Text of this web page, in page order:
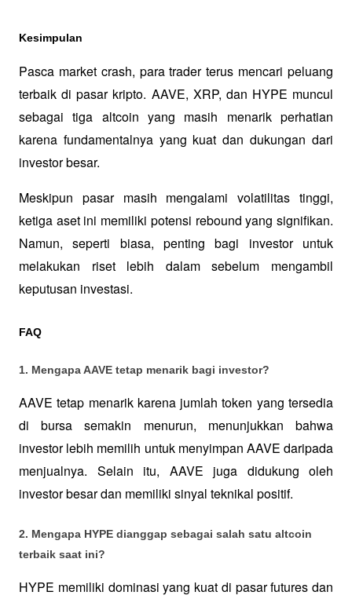
Kesimpulan
Pasca market crash, para trader terus mencari peluang
terbaik di pasar kripto. AAVE, XRP, dan HYPE muncul
sebagai tiga altcoin yang masih menarik perhatian
karena fundamentalnya yang kuat dan dukungan dari
investor besar.
Meskipun pasar masih mengalami volatilitas tinggi,
ketiga aset ini memiliki potensi rebound yang signifikan.
Namun, seperti biasa, penting bagi investor untuk
melakukan riset lebih dalam sebelum mengambil
keputusan investasi.
FAQ
1. Mengapa AAVE tetap menarik bagi investor?
AAVE tetap menarik karena jumlah token yang tersedia
di bursa semakin menurun, menunjukkan bahwa
investor lebih memilih untuk menyimpan AAVE daripada
menjualnya. Selain itu, AAVE juga didukung oleh
investor besar dan memiliki sinyal teknikal positif.
2. Mengapa HYPE dianggap sebagai salah satu altcoin
terbaik saat ini?
HYPE memiliki dominasi yang kuat di pasar futures dan